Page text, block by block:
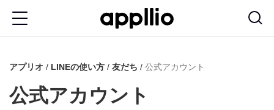
アプリオ LINEの使い方 友だち 公式アカウント
公式アカウント